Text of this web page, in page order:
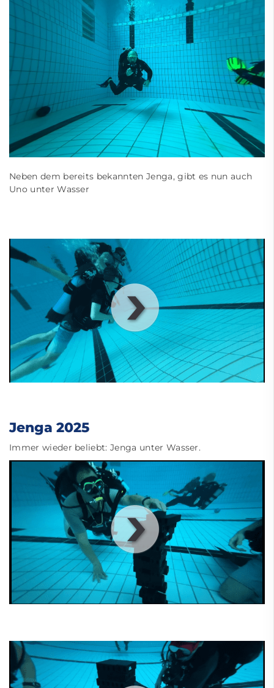
Neben dem bereits bekannten Jenga, gibt es nun auch
Uno unter Wasser
00:00 00|00:00
Jenga 2025
Immer wieder beliebt: Jenga unter Wasser.
00 00: 00|00: 00